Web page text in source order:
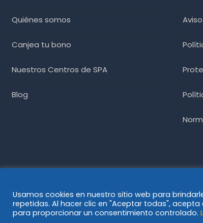
Quiénes somos
Canjea tu bono
Nuestros Centros de SPA
Blog
© Spawellplus 2023
Usamos cookies en nuestro sitio web para
repetidas. Al hacer clic en "Aceptar todas", acepta
para proporcionar un consentimiento controlado.